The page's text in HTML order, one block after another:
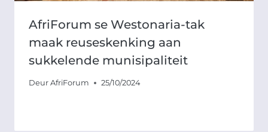
AfriForum se Westonaria-tak
maak reuseskenking aan
sukkelende munisipaliteit
Deur AfriForum 25/10/2024